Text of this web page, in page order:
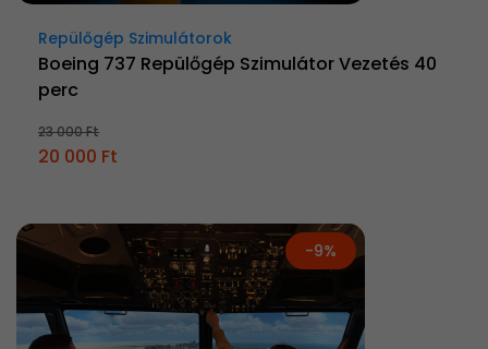
Repülőgép Szimulátorok
Boeing 737 Repülőgép Szimulátor Vezetés 40
perc
23 000 Ft
20 000 Ft
-9%